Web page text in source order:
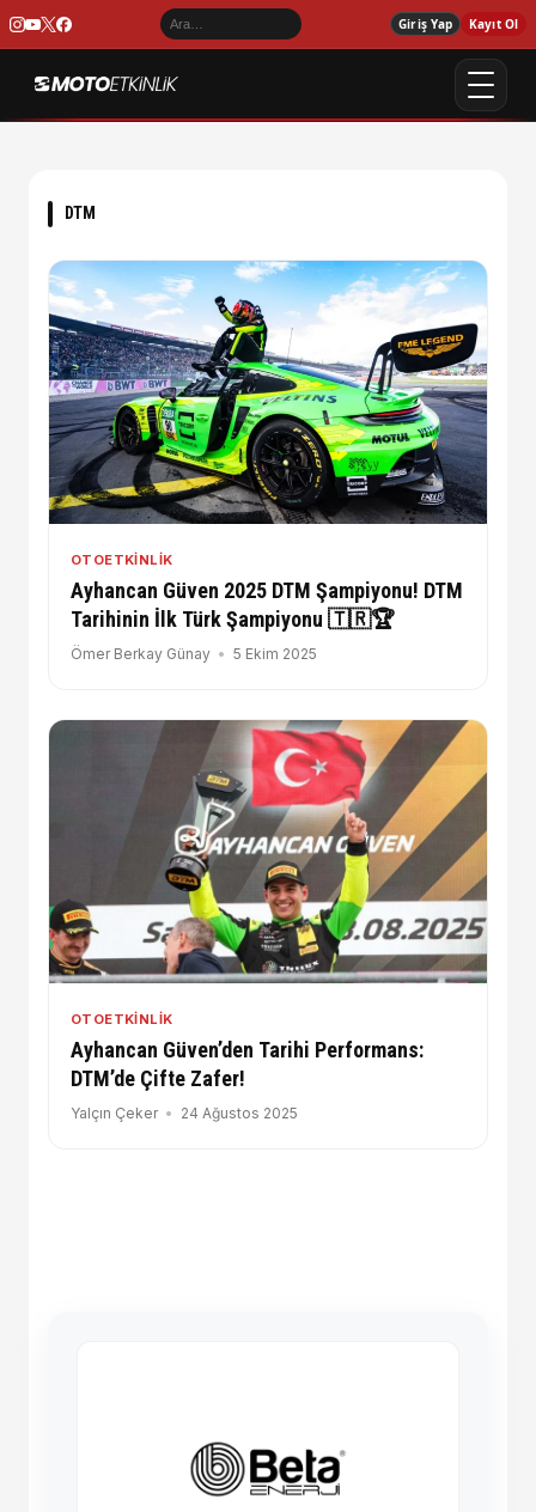
Giriş Yap Kayıt Ol
DTM
OTOETKINLIK
Ayhancan Güven 2025 DTM Şampiyonu! DTM
Tarihinin İlk Türk Şampiyonu 🇹🇷🏆
Ömer Berkay Günay 5 Ekim 2025
OTOETKINLIK
Ayhancan Güven’den Tarihi Performans:
DTM’de Çifte Zafer!
Yalçın Çeker 24 Ağustos 2025